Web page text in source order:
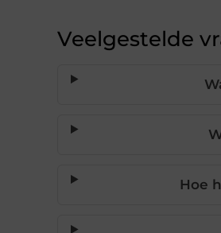
Veelgestelde
Hoe